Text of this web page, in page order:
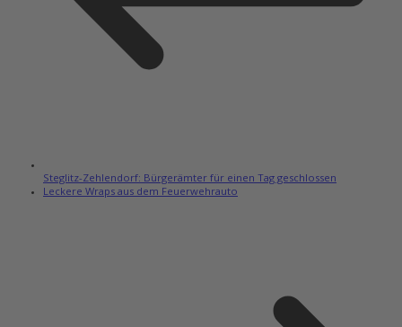
Steglitz-Zehlendorf: Bürgerämter für einen Tag geschlossen
Leckere Wraps aus dem Feuerwehrauto